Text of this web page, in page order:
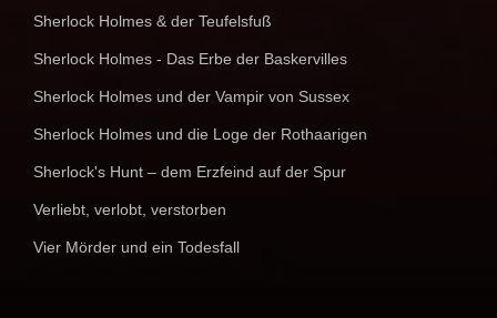
Sherlock Holmes & der Teufelsfuß
Sherlock Holmes - Das Erbe der Baskervilles
Sherlock Holmes und der Vampir von Sussex
Sherlock Holmes und die Loge der Rothaarigen
Sherlock's Hunt – dem Erzfeind auf der Spur
Verliebt, verlobt, verstorben
Vier Mörder und ein Todesfall